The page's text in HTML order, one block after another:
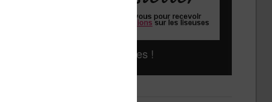
Liseuses pas chères !